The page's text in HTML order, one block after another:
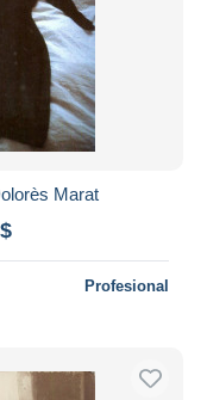
Marat
Profesional